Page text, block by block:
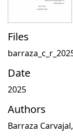
Files
Date
2025
Authors
Barraza